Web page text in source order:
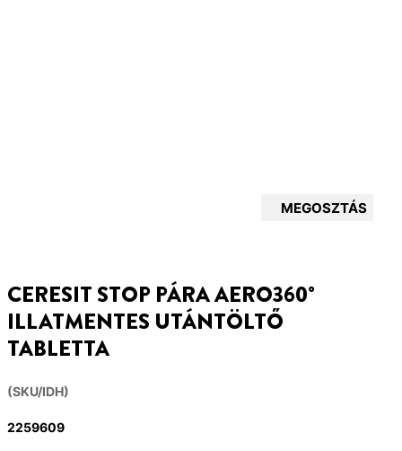
MEGOSZTÁS
CERESIT STOP PÁRA AERO360°
ILLATMENTES UTÁNTÖLTŐ
TABLETTA
(SKU/IDH)
2259609